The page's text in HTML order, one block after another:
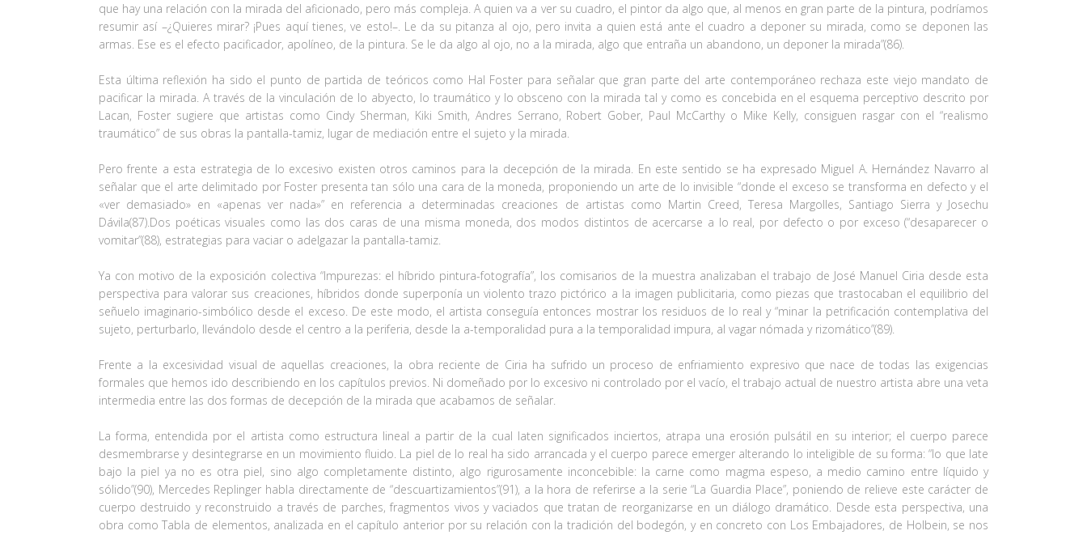
que hay una relación con la mirada del aficionado, pero más compleja. A quien va a ver su cuadro, el pintor da algo que, al menos en gran parte de la pintura, podríamos
resumir así –¿Quieres mirar? ¡Pues aquí tienes, ve esto!–. Le da su pitanza al ojo, pero invita a quien está ante el cuadro a deponer su mirada, como se deponen las
armas. Ese es el efecto pacificador, apolíneo, de la pintura. Se le da algo al ojo, no a la mirada, algo que entraña un abandono, un deponer la mirada”(86).
Esta última reflexión ha sido el punto de partida de teóricos como Hal Foster para señalar que gran parte del arte contemporáneo rechaza este viejo mandato de
pacificar la mirada. A través de la vinculación de lo abyecto, lo traumático y lo obsceno con la mirada tal y como es concebida en el esquema perceptivo descrito por
Lacan, Foster sugiere que artistas como Cindy Sherman, Kiki Smith, Andres Serrano, Robert Gober, Paul McCarthy o Mike Kelly, consiguen rasgar con el “realismo
traumático” de sus obras la pantalla-tamiz, lugar de mediación entre el sujeto y la mirada.
Pero frente a esta estrategia de lo excesivo existen otros caminos para la decepción de la mirada. En este sentido se ha expresado Miguel A. Hernández Navarro al
señalar que el arte delimitado por Foster presenta tan sólo una cara de la moneda, proponiendo un arte de lo invisible “donde el exceso se transforma en defecto y el
«ver demasiado» en «apenas ver nada»” en referencia a determinadas creaciones de artistas como Martin Creed, Teresa Margolles, Santiago Sierra y Josechu
Dávila(87).Dos poéticas visuales como las dos caras de una misma moneda, dos modos distintos de acercarse a lo real, por defecto o por exceso (“desaparecer o
vomitar”(88), estrategias para vaciar o adelgazar la pantalla-tamiz.
Ya con motivo de la exposición colectiva “Impurezas: el híbrido pintura-fotografía”, los comisarios de la muestra analizaban el trabajo de José Manuel Ciria desde esta
perspectiva para valorar sus creaciones, híbridos donde superponía un violento trazo pictórico a la imagen publicitaria, como piezas que trastocaban el equilibrio del
señuelo imaginario-simbólico desde el exceso. De este modo, el artista conseguía entonces mostrar los residuos de lo real y “minar la petrificación contemplativa del
sujeto, perturbarlo, llevándolo desde el centro a la periferia, desde la a-temporalidad pura a la temporalidad impura, al vagar nómada y rizomático”(89).
Frente a la excesividad visual de aquellas creaciones, la obra reciente de Ciria ha sufrido un proceso de enfriamiento expresivo que nace de todas las exigencias
formales que hemos ido describiendo en los capítulos previos. Ni domeñado por lo excesivo ni controlado por el vacío, el trabajo actual de nuestro artista abre una veta
intermedia entre las dos formas de decepción de la mirada que acabamos de señalar.
La forma, entendida por el artista como estructura lineal a partir de la cual laten significados inciertos, atrapa una erosión pulsátil en su interior; el cuerpo parece
desmembrarse y desintegrarse en un movimiento fluido. La piel de lo real ha sido arrancada y el cuerpo parece emerger alterando lo inteligible de su forma: “lo que late
bajo la piel ya no es otra piel, sino algo completamente distinto, algo rigurosamente inconcebible: la carne como magma espeso, a medio camino entre líquido y
sólido”(90), Mercedes Replinger habla directamente de “descuartizamientos”(91), a la hora de referirse a la serie “La Guardia Place”, poniendo de relieve este carácter de
cuerpo destruido y reconstruido a través de parches, fragmentos vivos y vaciados que tratan de reorganizarse en un diálogo dramático. Desde esta perspectiva, una
obra como Tabla de elementos, analizada en el capítulo anterior por su relación con la tradición del bodegón, y en concreto con Los Embajadores, de Holbein, se nos